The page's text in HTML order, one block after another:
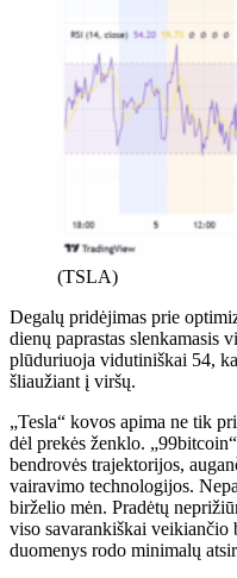
(TSLA)
Degalų pridėjimas prie
dienų paprastas
plūduriuoja vidutiniškai 54,
šliaužiant į viršų.
„Tesla“ kovos apima ne tik
dėl prekės ženklo.
bendrovės trajektorijos,
vairavimo technologijos.
birželio mėn. Pradėtų
viso savarankiškai veikiančio
duomenys rodo minimalų